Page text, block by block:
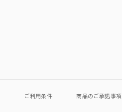
ご利用条件 商品のご承諾事項